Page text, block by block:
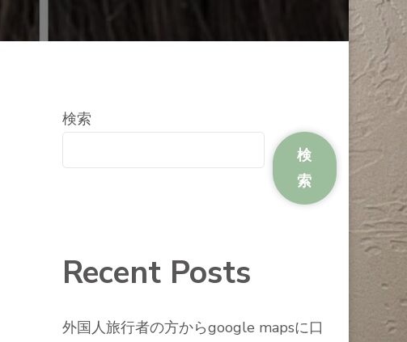
検索
検
索
Recent Posts
外国人旅行者の方からgoogle mapsに口